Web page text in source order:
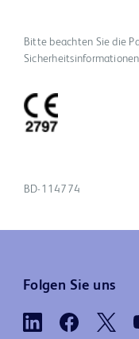
Bitte beachten Sie die
BD-114774
Folgen Sie uns